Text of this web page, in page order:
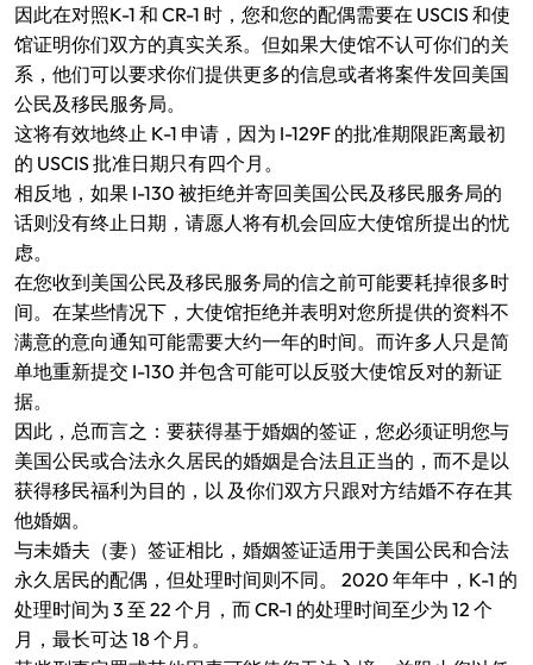
因此在对照K-1 和 CR-1 时，您和您的配偶需要在 USCIS 和使
馆证明你们双方的真实关系。但如果大使馆不认可你们的关
系，他们可以要求你们提供更多的信息或者将案件发回美国
公民及移民服务局。
这将有效地终止 K-1 申请，因为 I-129F 的批准期限距离最初
的 USCIS 批准日期只有四个月。
相反地，如果 I-130 被拒绝并寄回美国公民及移民服务局的
话则没有终止日期，请愿人将有机会回应大使馆所提出的忧
虑。
在您收到美国公民及移民服务局的信之前可能要耗掉很多时
间。在某些情况下，大使馆拒绝并表明对您所提供的资料不
满意的意向通知可能需要大约一年的时间。而许多人只是简
单地重新提交 I-130 并包含可能可以反驳大使馆反对的新证
据。
因此，总而言之：要获得基于婚姻的签证，您必须证明您与
美国公民或合法永久居民的婚姻是合法且正当的，而不是以
获得移民福利为目的，以 及你们双方只跟对方结婚不存在其
他婚姻。
与未婚夫（妻）签证相比，婚姻签证适用于美国公民和合法
永久居民的配偶，但处理时间则不同。 2020 年年中，K-1 的
处理时间为 3 至 22 个月，而 CR-1 的处理时间至少为 12 个
月，最长可达 18 个月。